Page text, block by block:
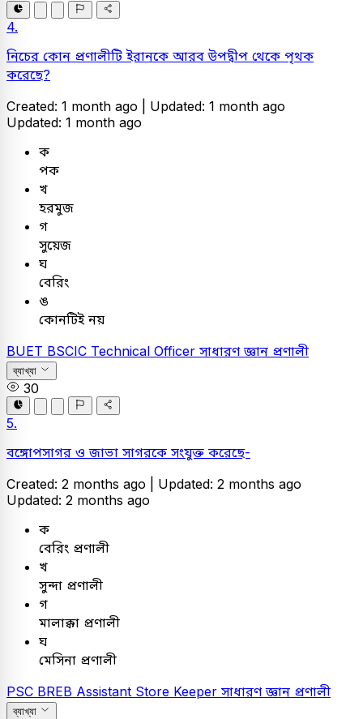
4.
নিচের কোন প্রণালীটি ইরানকে আরব উপদ্বীপ থেকে পৃথক
করেছে?
Created: 1 month ago | Updated: 1 month ago
Updated: 1 month ago
ক
পক
খ
হরমুজ
গ
সুয়েজ
ঘ
বেরিং
ঙ
কোনটিই নয়
BUET BSCIC Technical Officer সাধারণ জ্ঞান প্রণালী
ব্যাখ্যা
30
5.
বঙ্গোপসাগর ও জাভা সাগরকে সংযুক্ত করেছে-
Created: 2 months ago | Updated: 2 months ago
Updated: 2 months ago
ক
বেরিং প্রণালী
খ
সুন্দা প্রণালী
গ
মালাক্কা প্রণালী
ঘ
মেসিনা প্রণালী
PSC BREB Assistant Store Keeper সাধারণ জ্ঞান প্রণালী
ব্যাখ্যা